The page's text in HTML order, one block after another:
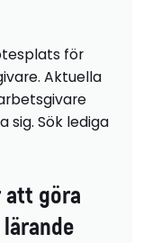
för
Aktuella
Sök lediga
att göra